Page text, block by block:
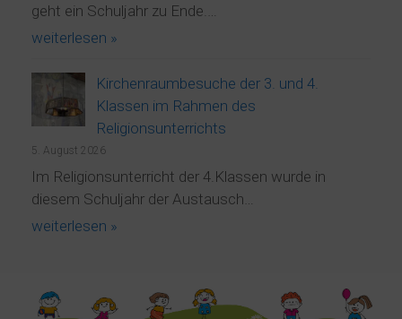
geht ein Schuljahr zu Ende.…
weiterlesen »
Kirchenraumbesuche der 3. und 4.
Klassen im Rahmen des
Religionsunterrichts
5. August 2026
Im Religionsunterricht der 4.Klassen wurde in
diesem Schuljahr der Austausch…
weiterlesen »